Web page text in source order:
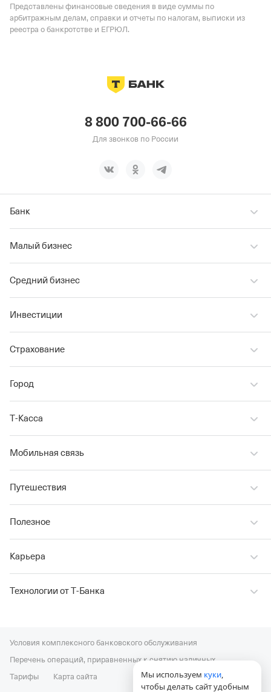
Представлены финансовые сведения в виде суммы по
арбитражным делам, справки и отчеты по налогам, выписки из
реестра о банкротстве и ЕГРЮЛ.
8 800 700-66-66
Для звонков по России
Банк
Малый бизнес
Средний бизнес
Инвестиции
Страхование
Город
Т‑Касса
Мобильная связь
Путешествия
Полезное
Карьера
Технологии от Т‑Банка
Условия комплексного банковского обслуживания
Перечень операций, приравненных к снятию наличных
Тарифы
Карта сайта Мы используем куки,
чтобы делать сайт удобным